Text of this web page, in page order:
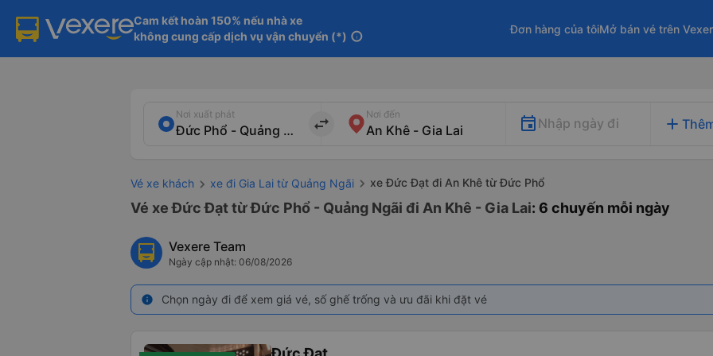
Cam kết hoàn 150% nếu nhà xe
không cung cấp dịch vụ vận chuyển (*) info
Đơn hàng của tôiMở bán vé trên
Nơi xuất phát
import_export
Nơi đến
Nhập ngày đi add
Vé xe khách xe đi Gia Lai từ Quảng Ngãi xe Đức Đạt đi An Khê từ Đức Phổ
Vé xe Đức Đạt từ Đức Phổ - Quảng Ngãi đi An Khê - Gia Lai: 6 chuyến mỗi ngày
Vexere Team
Ngày cập nhật: 06/08/2026
info Chọn ngày đi để xem giá vé, số ghế trống và ưu đãi khi đặt vé